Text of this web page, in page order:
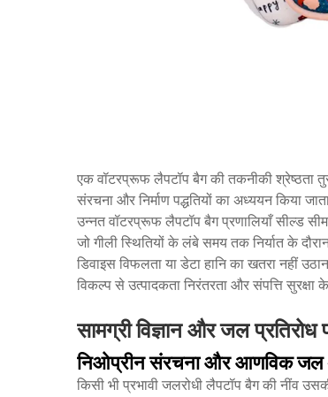
एक वॉटरप्रूफ लैपटॉप बैग की तकनीकी श्रेष्ठता
संरचना और निर्माण पद्धतियों का अध्ययन किया
उन्नत वॉटरप्रूफ लैपटॉप बैग प्रणालियाँ सील्ड
जो गीली स्थितियों के लंबे समय तक निर्यात के
डिवाइस विफलता या डेटा हानि का खतरा नहीं
विकल्प से उत्पादकता निरंतरता और संपत्ति
सामग्री विज्ञान और जल प्रतिरोध
निओप्रीन संरचना और आणविक जल
किसी भी प्रभावी जलरोधी लैपटॉप बैग की नींव